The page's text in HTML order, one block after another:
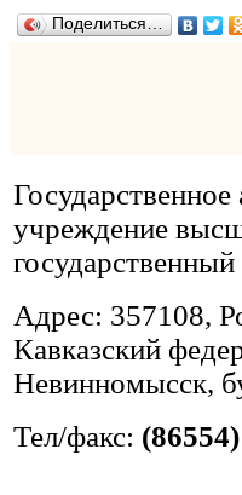
Поделиться…
учреждение
Адрес: 357108,
Кавказский
Невинномысск,
Тел/факс: